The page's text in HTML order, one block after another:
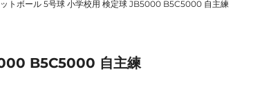
トボール 5号球 小学校用 検定球 JB5000 B5C5000 自主練
B5C5000 自主練